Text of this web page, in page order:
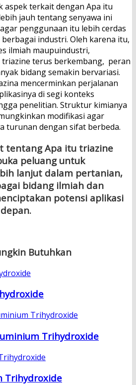
aspek terkait dengan Apa itu
jauh tentang senyawa ini
penggunaan itu lebih cerdas
industri. Oleh karena itu,
ilmiah maupuindustri,
terus berkembang, peran
bidang semakin bervariasi.
mencerminkan perjalanan
di segi konteks
penelitian. Struktur kimianya
modifikasi agar
turunan dengan sifat berbeda.
tentang Apa itu triazine
peluang untuk
lanjut dalam pertanian,
bidang ilmiah dan
potensi aplikasi
Butuhkan
Trihydroxide
Trihydroxide